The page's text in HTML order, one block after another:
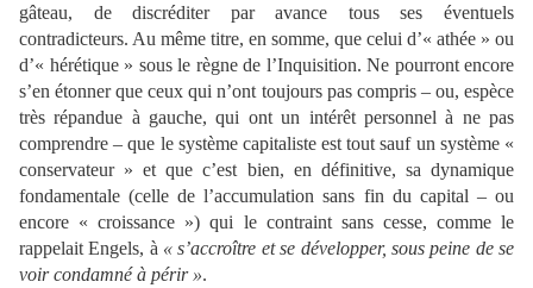
gâteau, de discréditer par avance tous ses éventuels
contradicteurs. Au même titre, en somme, que celui d’« athée » ou
d’« hérétique » sous le règne de l’Inquisition. Ne pourront encore
s’en étonner que ceux qui n’ont toujours pas compris – ou, espèce
très répandue à gauche, qui ont un intérêt personnel à ne pas
comprendre – que le système capitaliste est tout sauf un système «
conservateur » et que c’est bien, en définitive, sa dynamique
fondamentale (celle de l’accumulation sans fin du capital – ou
encore « croissance ») qui le contraint sans cesse, comme le
rappelait Engels, à « s’accroître et se développer, sous peine de se
voir condamné à périr ».